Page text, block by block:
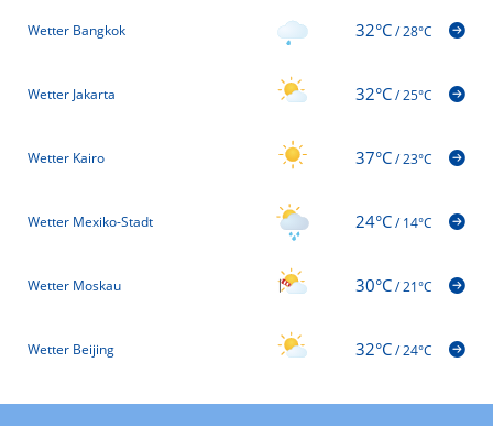
Wetter Bangkok 32°C/28°C
Wetter Jakarta 32°C/25°C
Wetter Kairo 37°C/23°C
Wetter Mexiko-Stadt 24°C/14°C
Wetter Moskau 30°C/21°C
Wetter Beijing 32°C/24°C